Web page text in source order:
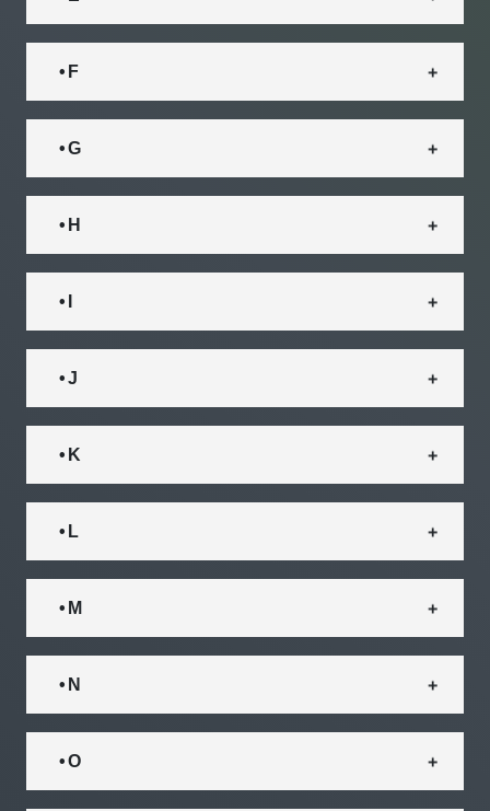
• F
• G
• H
• I
• J
• K
• L
• M
• N
• O